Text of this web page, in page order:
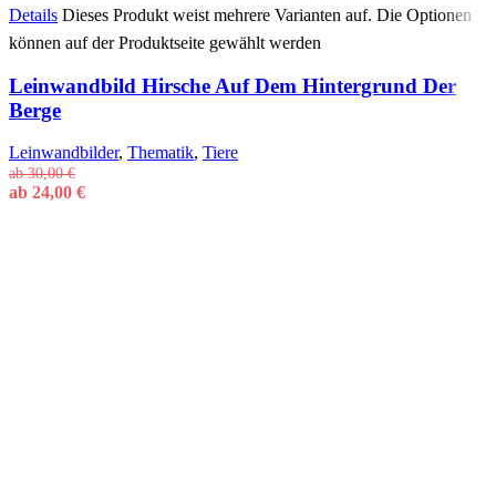
Details Dieses Produkt weist mehrere Varianten auf. Die Optionen
können auf der Produktseite gewählt werden
Leinwandbild Hirsche Auf Dem Hintergrund Der
Berge
Leinwandbilder, Thematik, Tiere
ab30,00€
ab 24,00 €